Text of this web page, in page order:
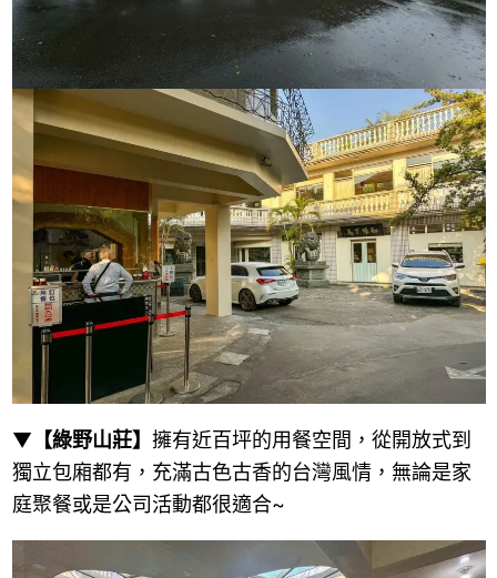
▼ 【綠野山莊】 擁有近百坪的用餐空間，從開放式到
獨立包廂都有，充滿古色古香的台灣風情，無論是家
庭聚餐或是公司活動都很適合~